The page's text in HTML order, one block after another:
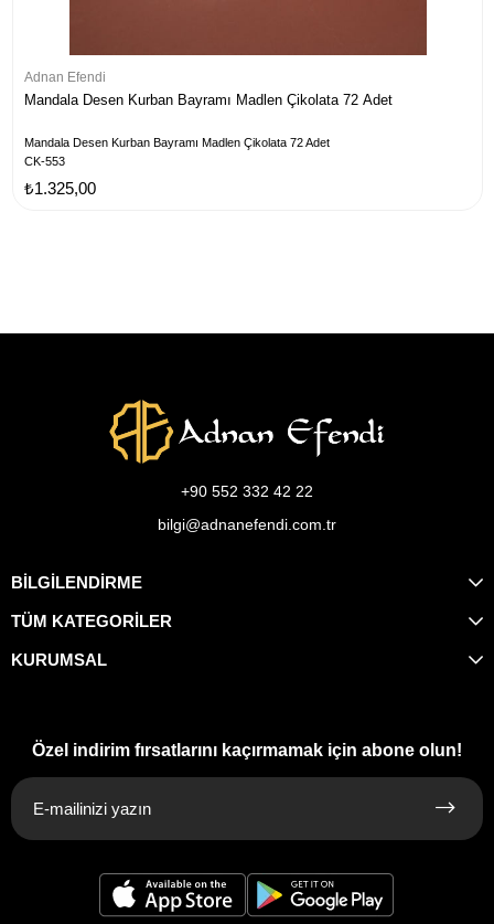
Adnan Efendi
Mandala Desen Kurban Bayramı Madlen Çikolata 72 Adet
Mandala Desen Kurban Bayramı Madlen Çikolata 72 Adet
CK-553
₺1.325,00
+90 552 332 42 22
bilgi@adnanefendi.com.tr
BİLGİLENDİRME
TÜM KATEGORİLER
KURUMSAL
Özel indirim fırsatlarını kaçırmamak için abone olun!